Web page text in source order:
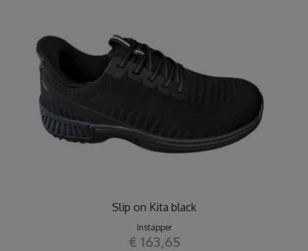
Slip on Kita black
Instapper
€ 163,65